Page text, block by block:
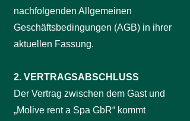
nachfolgenden Allgemeinen
Geschäftsbedingungen (AGB) in ihrer
aktuellen Fassung.
2. VERTRAGSABSCHLUSS
Der Vertrag zwischen dem Gast und
„Molive rent a Spa GbR“ kommt